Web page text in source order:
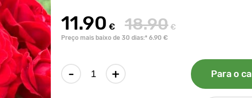
11.90 € 18.90 €
Preço mais baixo de 30 dias:* 6.90 €
- + Para o